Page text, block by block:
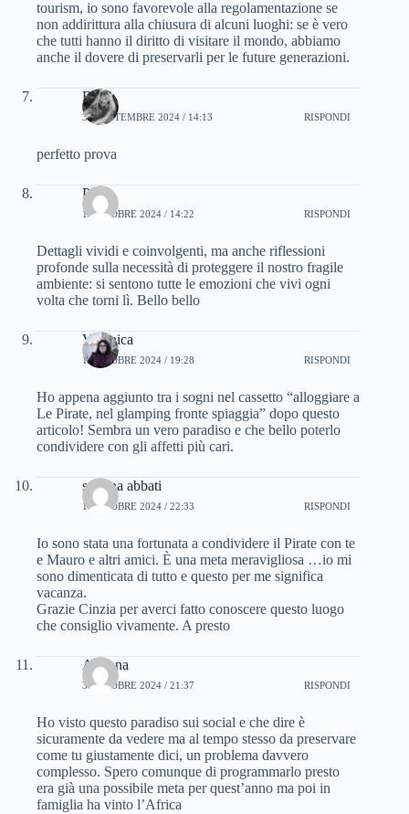
tourism, io sono favorevole alla regolamentazione se
non addirittura alla chiusura di alcuni luoghi: se è vero
che tutti hanno il diritto di visitare il mondo, abbiamo
anche il dovere di preservarli per le future generazioni.
Bru
30 SETTEMBRE 2024 / 14:13 RISPONDI
perfetto prova
Paola
1 OTTOBRE 2024 / 14:22 RISPONDI
Dettagli vividi e coinvolgenti, ma anche riflessioni
profonde sulla necessità di proteggere il nostro fragile
ambiente: si sentono tutte le emozioni che vivi ogni
volta che torni lì. Bello bello
Veronica
1 OTTOBRE 2024 / 19:28 RISPONDI
Ho appena aggiunto tra i sogni nel cassetto “alloggiare a
Le Pirate, nel glamping fronte spiaggia” dopo questo
articolo! Sembra un vero paradiso e che bello poterlo
condividere con gli affetti più cari.
sabrina abbati
1 OTTOBRE 2024 / 22:33 RISPONDI
Io sono stata una fortunata a condividere il Pirate con te
e Mauro e altri amici. È una meta meravigliosa …io mi
sono dimenticata di tutto e questo per me significa
vacanza.
Grazie Cinzia per averci fatto conoscere questo luogo
che consiglio vivamente. A presto
Arianna
3 OTTOBRE 2024 / 21:37 RISPONDI
Ho visto questo paradiso sui social e che dire è
sicuramente da vedere ma al tempo stesso da preservare
come tu giustamente dici, un problema davvero
complesso. Spero comunque di programmarlo presto
era già una possibile meta per quest’anno ma poi in
famiglia ha vinto l’Africa